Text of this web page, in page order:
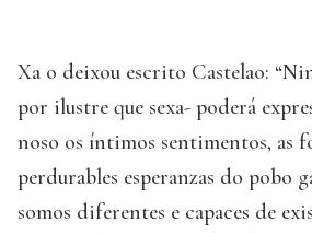
Xa o deixou escrito Castelao:
por ilustre que sexa- poderá
noso os íntimos sentimentos, as
perdurables esperanzas do pobo
somos diferentes e capaces de